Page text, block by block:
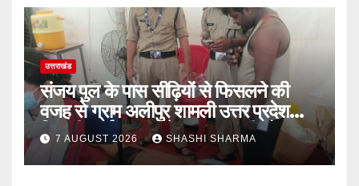
उत्तराखंड
संजय पुल के पास सीढ़ियों से फिसलने की
वजह से ग्राम अलीपुर शामली उत्तर प्रदेश
निवासी आर्यन कुमार के सर पर गहरी चोट आ
गई
7 AUGUST 2026 SHASHI SHARMA